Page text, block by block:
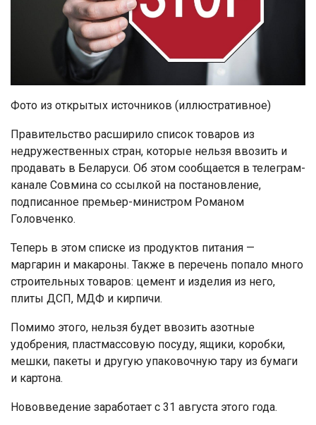
Фото из открытых источников (иллюстративное)
Правительство расширило список товаров из
недружественных стран, которые нельзя ввозить и
продавать в Беларуси. Об этом сообщается в телеграм-
канале Совмина со ссылкой на постановление,
подписанное премьер-министром Романом
Головченко.
Теперь в этом списке из продуктов питания —
маргарин и макароны. Также в перечень попало много
строительных товаров: цемент и изделия из него,
плиты ДСП, МДФ и кирпичи.
Помимо этого, нельзя будет ввозить азотные
удобрения, пластмассовую посуду, ящики, коробки,
мешки, пакеты и другую упаковочную тару из бумаги
и картона.
Нововведение заработает с 31 августа этого года.